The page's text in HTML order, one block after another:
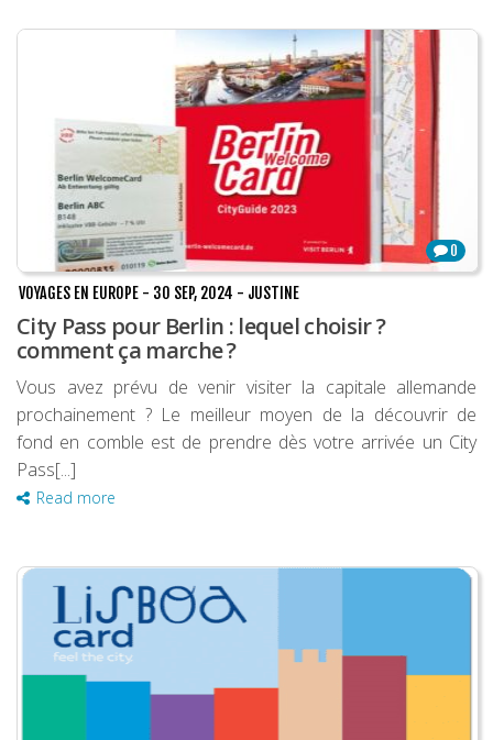
0
VOYAGES EN EUROPE - 30 SEP, 2024 - JUSTINE
City Pass pour Berlin : lequel choisir ?
comment ça marche ?
Vous avez prévu de venir visiter la capitale allemande
prochainement ? Le meilleur moyen de la découvrir de
fond en comble est de prendre dès votre arrivée un City
Pass[...]
Read more